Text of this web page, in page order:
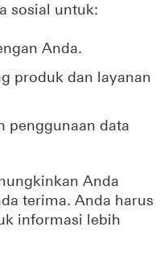
sosial untuk:
Anda.
produk dan layanan
penggunaan data
Anda
terima. Anda harus
informasi lebih